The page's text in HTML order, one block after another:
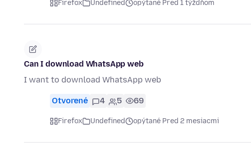
Firefox Undefined opýtané Pred 1 týždňom
Can I download WhatsApp web
I want to download WhatsApp web
Otvorené 4 5 69
Firefox Undefined opýtané Pred 2 mesiacmi